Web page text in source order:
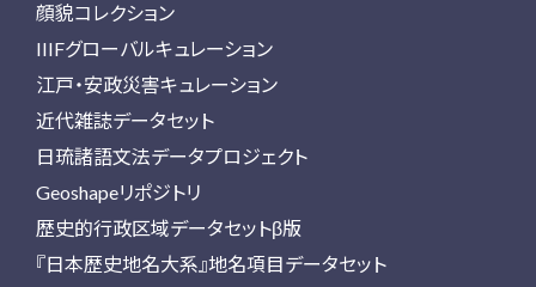
顔貌コレクション
IIIFグローバルキュレーション
江戸・安政災害キュレーション
近代雑誌データセット
日琉諸語文法データプロジェクト
Geoshapeリポジトリ
歴史的行政区域データセットβ版
『日本歴史地名大系』地名項目データセット